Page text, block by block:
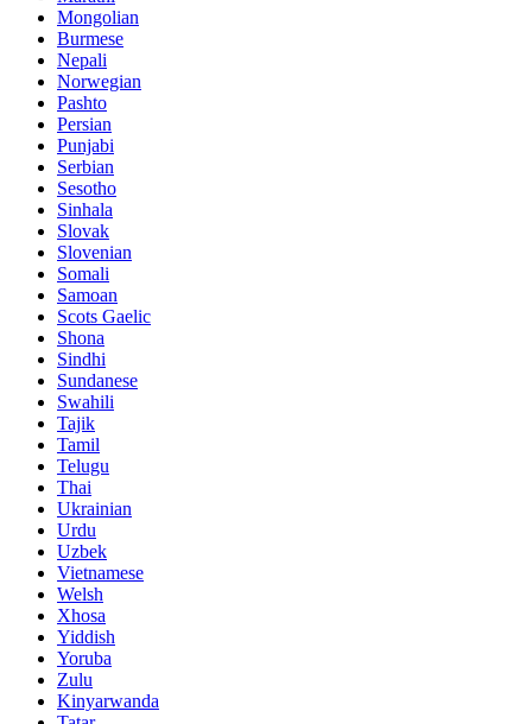
Mongolian
Burmese
Nepali
Norwegian
Pashto
Persian
Punjabi
Serbian
Sesotho
Sinhala
Slovak
Slovenian
Somali
Samoan
Scots Gaelic
Shona
Sindhi
Sundanese
Swahili
Tajik
Tamil
Telugu
Thai
Ukrainian
Urdu
Uzbek
Vietnamese
Welsh
Xhosa
Yiddish
Yoruba
Zulu
Kinyarwanda